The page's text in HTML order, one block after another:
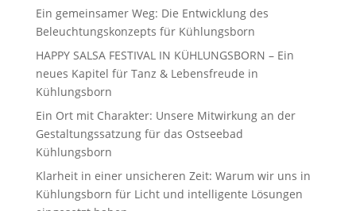
Ein gemeinsamer Weg: Die Entwicklung des
Beleuchtungskonzepts für Kühlungsborn
HAPPY SALSA FESTIVAL IN KÜHLUNGSBORN – Ein
neues Kapitel für Tanz & Lebensfreude in
Kühlungsborn
Ein Ort mit Charakter: Unsere Mitwirkung an der
Gestaltungssatzung für das Ostseebad
Kühlungsborn
Klarheit in einer unsicheren Zeit: Warum wir uns in
Kühlungsborn für Licht und intelligente Lösungen